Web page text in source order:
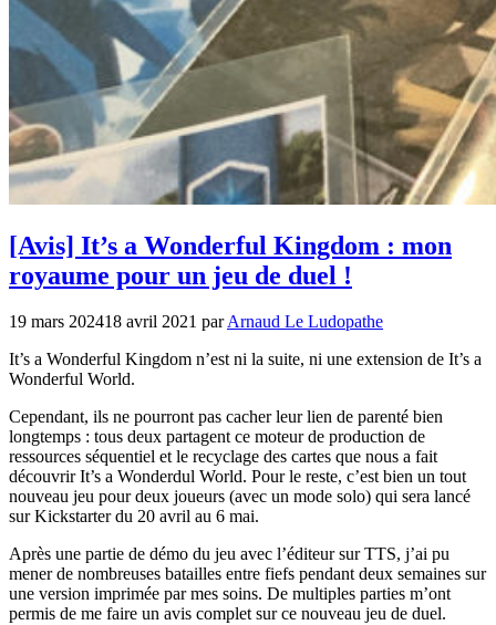
[Avis] It’s a Wonderful Kingdom : mon
royaume pour un jeu de duel !
19 mars 202418 avril 2021 parArnaud Le Ludopathe
It’s a Wonderful Kingdom n’est ni la suite, ni une extension de It’s a
Wonderful World.
Cependant, ils ne pourront pas cacher leur lien de parenté bien
longtemps : tous deux partagent ce moteur de production de
ressources séquentiel et le recyclage des cartes que nous a fait
découvrir It’s a Wonderdul World. Pour le reste, c’est bien un tout
nouveau jeu pour deux joueurs (avec un mode solo) qui sera lancé
sur Kickstarter du 20 avril au 6 mai.
Après une partie de démo du jeu avec l’éditeur sur TTS, j’ai pu
mener de nombreuses batailles entre fiefs pendant deux semaines sur
une version imprimée par mes soins. De multiples parties m’ont
permis de me faire un avis complet sur ce nouveau jeu de duel.